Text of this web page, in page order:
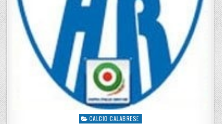
Posted in
CALCIO CALABRESE